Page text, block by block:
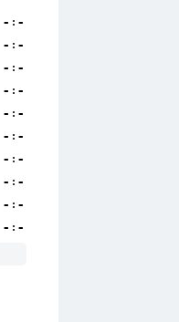
- : -
- : -
- : -
- : -
- : -
- : -
- : -
- : -
- : -
- : -